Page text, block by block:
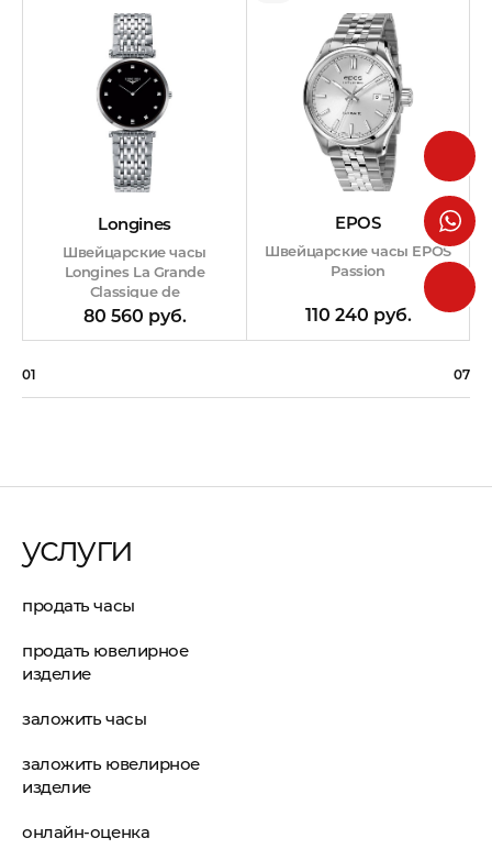
Longines
Швейцарские часы
Longines La Grande
Classique de
80 560 руб.
EPOS
Швейцарские часы EPOS
Passion
110 240 руб.
01 07
услуги
продать часы
продать ювелирное
изделие
заложить часы
заложить ювелирное
изделие
онлайн-оценка